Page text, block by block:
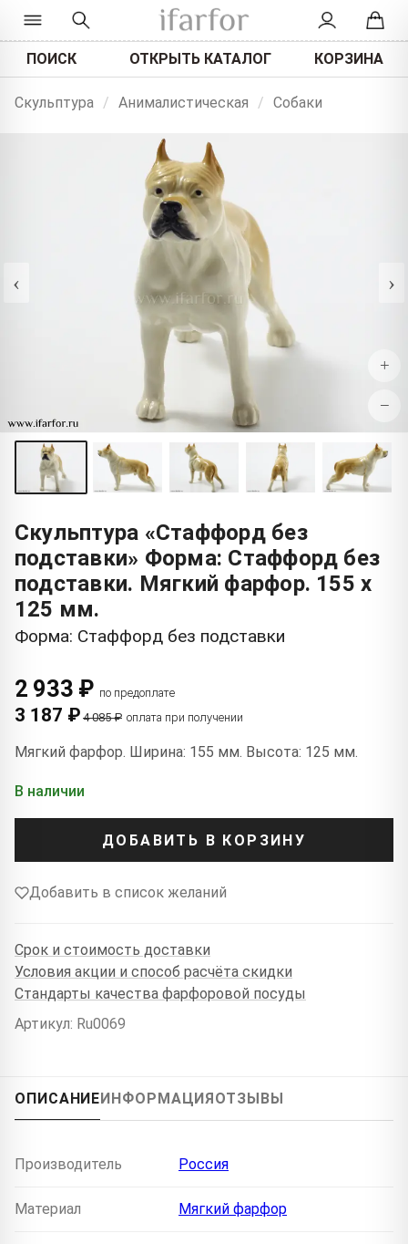
ПОИСК ОТКРЫТЬ КАТАЛОГ КОРЗИНА
Скульптура / Анималистическая / Собаки
‹ ›
+
−
Скульптура «Стаффорд без
подставки» Форма: Стаффорд без
подставки. Мягкий фарфор. 155 x
125 мм.
Форма: Стаффорд без подставки
2 933 ₽ по предоплате
3 187 ₽ 4 085 ₽ оплата при получении
Мягкий фарфор. Ширина: 155 мм. Высота: 125 мм.
В наличии
ДОБАВИТЬ В КОРЗИНУ
Добавить в список желаний
Срок и стоимость доставки
Условия акции и способ расчёта скидки
Стандарты качества фарфоровой посуды
Артикул: Ru0069
ОПИСАНИЕ ИНФОРМАЦИЯ ОТЗЫВЫ
Производитель Россия
Материал Мягкий фарфор